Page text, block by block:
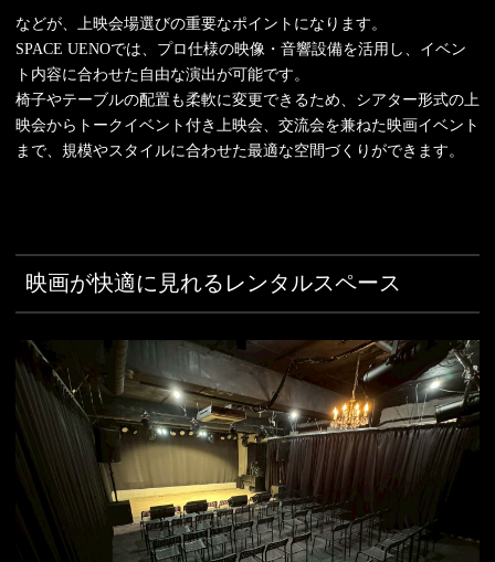
などが、上映会場選びの重要なポイントになります。
SPACE UENOでは、プロ仕様の映像・音響設備を活用し、イベン
ト内容に合わせた自由な演出が可能です。
椅子やテーブルの配置も柔軟に変更できるため、シアター形式の上
映会からトークイベント付き上映会、交流会を兼ねた映画イベント
まで、規模やスタイルに合わせた最適な空間づくりができます。
映画が快適に見れるレンタルスペース